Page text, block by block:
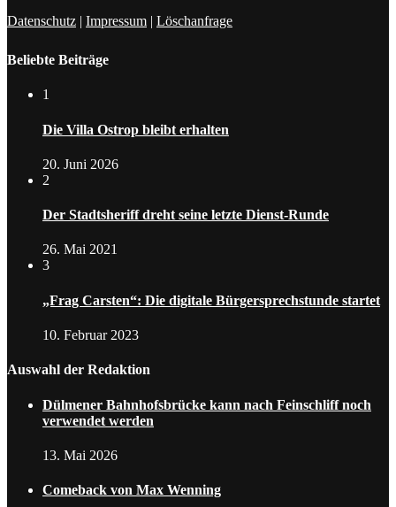
Datenschutz | Impressum | Löschanfrage
Beliebte Beiträge
1
Die Villa Ostrop bleibt erhalten
20. Juni 2026
2
Der Stadtsheriff dreht seine letzte Dienst-Runde
26. Mai 2021
3
„Frag Carsten“: Die digitale Bürgersprechstunde startet
10. Februar 2023
Auswahl der Redaktion
Dülmener Bahnhofsbrücke kann nach Feinschliff noch
verwendet werden
13. Mai 2026
Comeback von Max Wenning